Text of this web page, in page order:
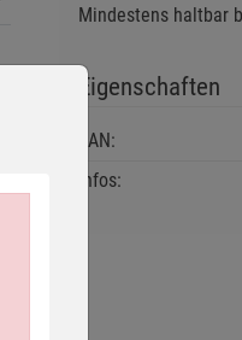
Mindestens haltbar
Eigenschaften
EAN:
Infos: